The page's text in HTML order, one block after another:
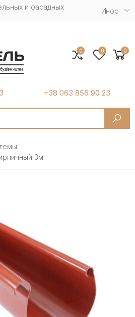
и фасадных
Инфо
menu
+38 063 856 90 23
0 0 0
3м